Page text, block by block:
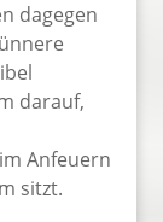
dagegen
darauf,
Anfeuern
sitzt.